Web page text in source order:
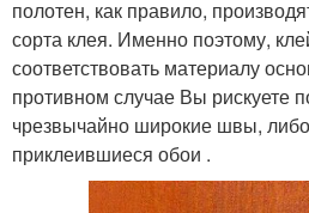
полотен, как правило,
сорта клея. Именно поэтому,
соответствовать материалу
противном случае Вы рискуете
чрезвычайно широкие швы,
приклеившиеся обои .